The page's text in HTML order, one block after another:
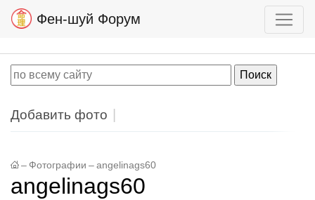
Фен-шуй Форум
Добавить фото
– Фотографии – angelinags60
angelinags60